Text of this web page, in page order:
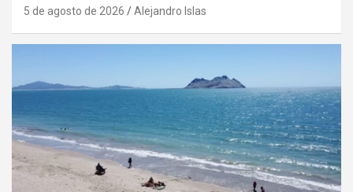
5 de agosto de 2026 Alejandro Islas